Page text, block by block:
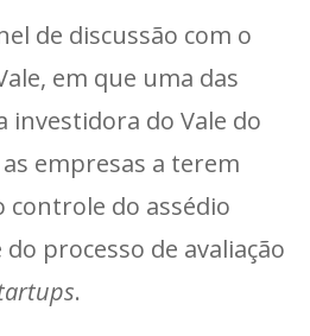
de discussão com o
em que uma das
investidora do Vale do
empresas a terem
controle do assédio
processo de avaliação
.